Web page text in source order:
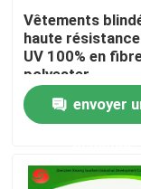
À la maison
Produits
Vidéos
À propos de
Vêtements
haute
UV 100% en
polyester
envoyer